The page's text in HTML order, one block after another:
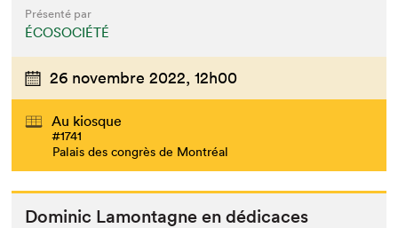
Présenté par
ÉCOSOCIÉTÉ
26 novembre 2022, 12h00
Au kiosque
#1741
Palais des congrès de Montréal
Dominic Lam­on­tagne en dédicaces